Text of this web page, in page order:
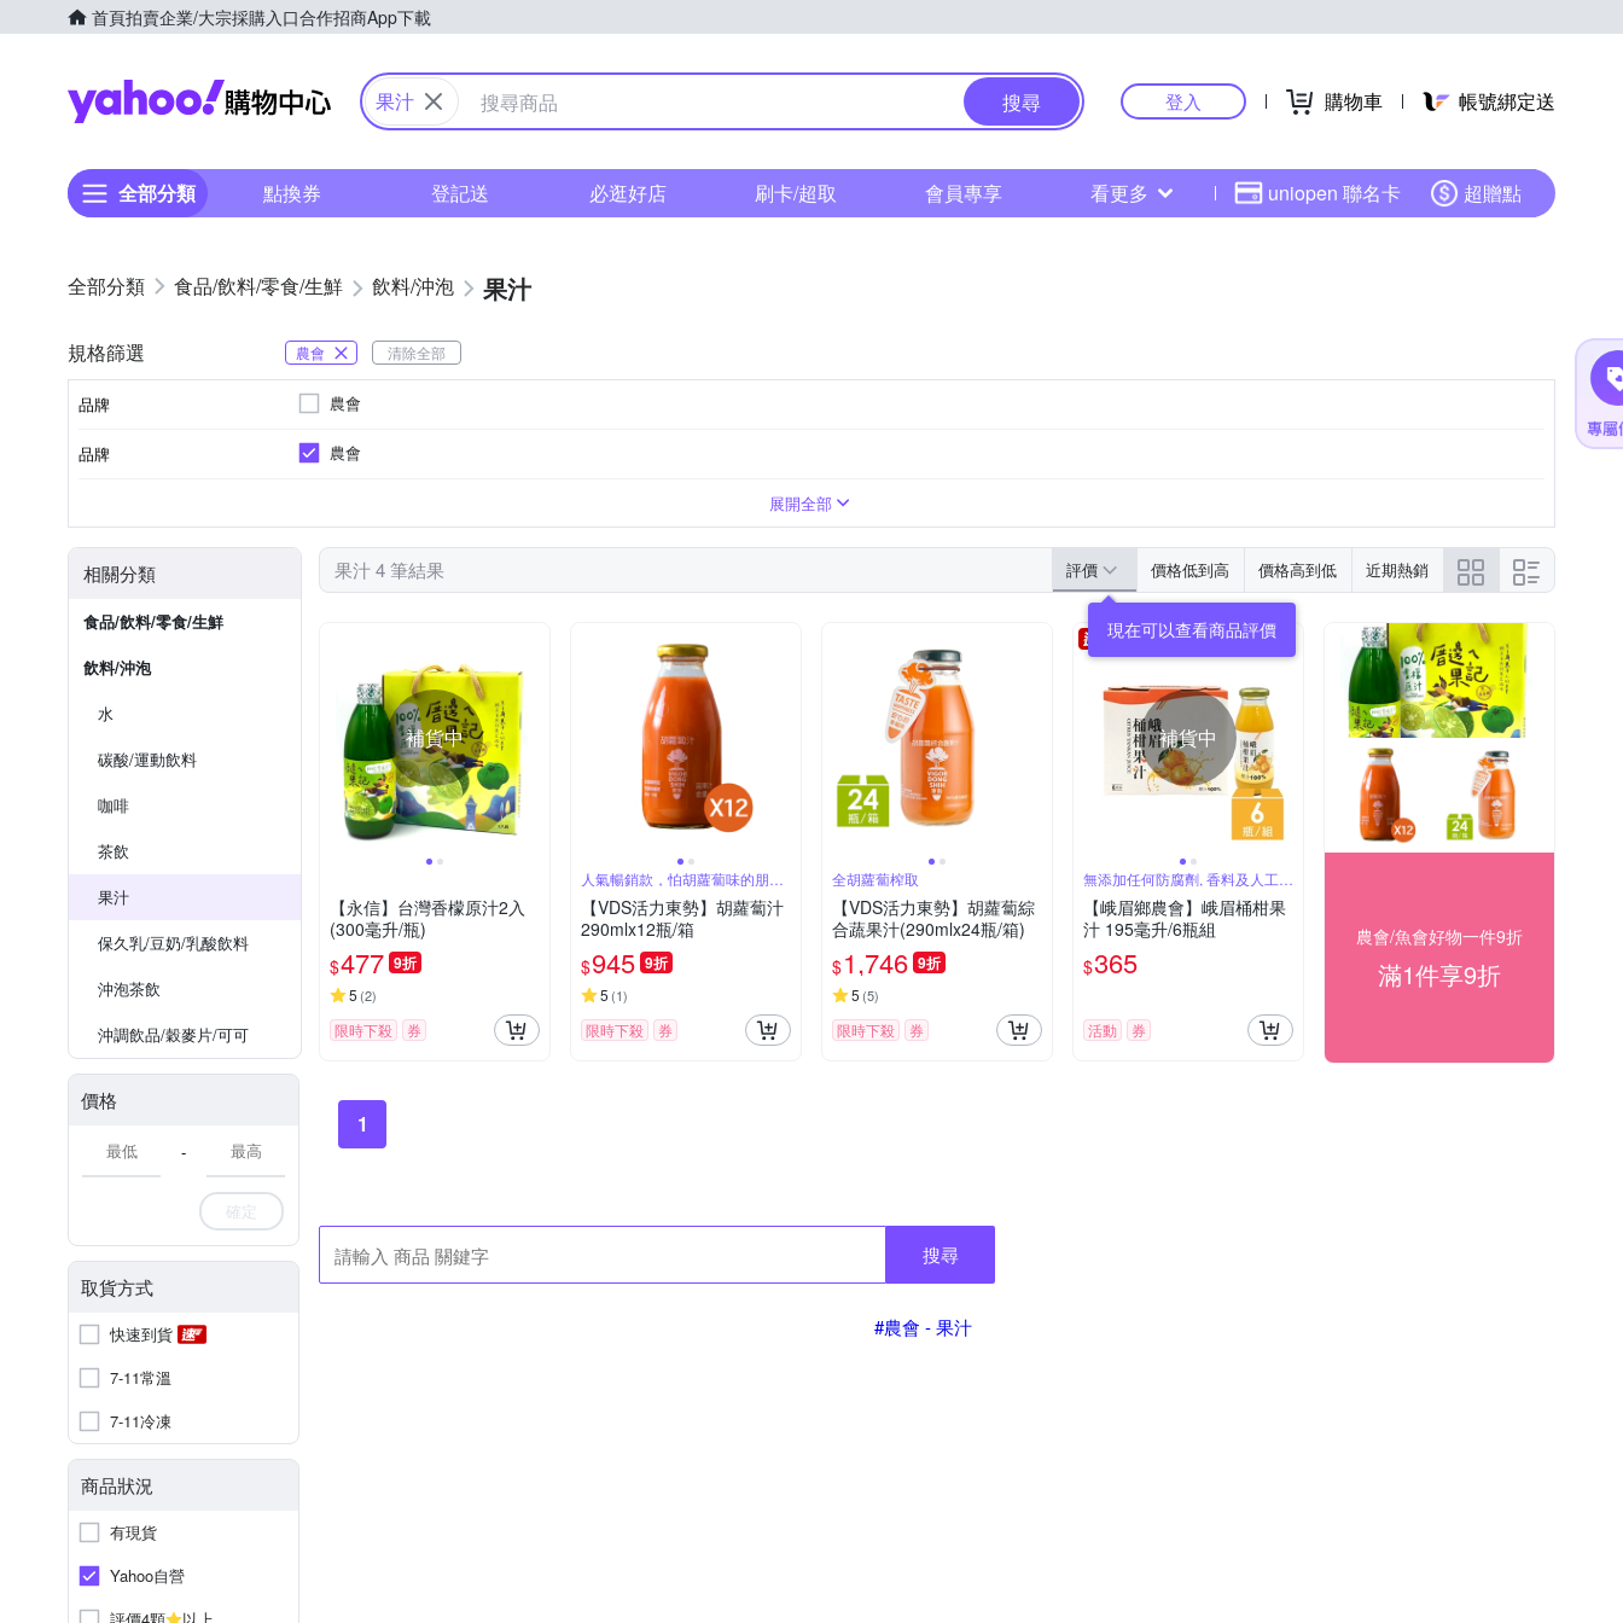
首頁拍賣企業/大宗採購入口合作招商App下載
Yahoo購物中心
果汁 搜尋 登入 購物車 帳號綁定送
全部分類 點換券 登記送 必逛好店 刷卡/超取 會員專享 看更多 uniopen 聯名卡 超贈點
食品/飲料/零食/生鮮 飲料/沖泡 果汁
規格篩選 農會 清除全部
品牌 農會
品牌 農會
展開全部
相關分類
食品/飲料/零食/生鮮
飲料/沖泡
水
碳酸/運動飲料
咖啡
茶飲
果汁
保久乳/豆奶/乳酸飲料
沖泡茶飲
沖調飲品/穀麥片/可可
價格
-
確定
取貨方式
快速到貨
7-11常溫
7-11冷凍
商品狀況
有現貨
Yahoo自營
果汁 4 筆結果 評價 價格低到高 價格高到低 近期熱銷
現在可以查看商品評價
補貨中
【永信】台灣香檬原汁2入
(300毫升/瓶)
$477 9折
5 (2)
限時下殺 券
人氣暢銷款，怕胡蘿蔔味的朋友
也愛喝
【VDS活力東勢】胡蘿蔔汁
290mlx12瓶/箱
$945 9折
5 (1)
限時下殺 券
全胡蘿蔔榨取
【VDS活力東勢】胡蘿蔔綜
合蔬果汁(290mlx24瓶/箱)
$1,746 9折
5 (5)
限時下殺 券
補貨中
無添加任何防腐劑, 香料及人工色
素
【峨眉鄉農會】峨眉桶柑果
汁 195毫升/6瓶組
$365
活動 券
農會/魚會好物一件9折
滿1件享9折
1
搜尋
#農會 - 果汁